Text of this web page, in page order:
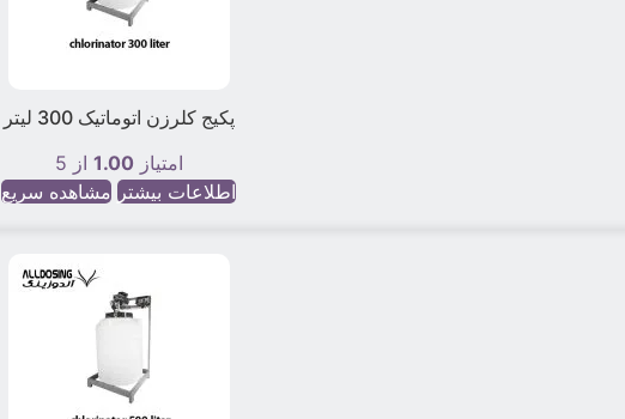
پکیج کلرزن اتوماتیک 300 لیتر
امتیاز 1.00 از 5
اطلاعات بیشتر مشاهده سریع